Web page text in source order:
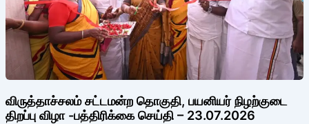
விருத்தாச்சலம் சட்டமன்ற தொகுதி, பயனியர் நிழற்குடை
திறப்பு விழா -பத்திரிக்கை செய்தி – 23.07.2026